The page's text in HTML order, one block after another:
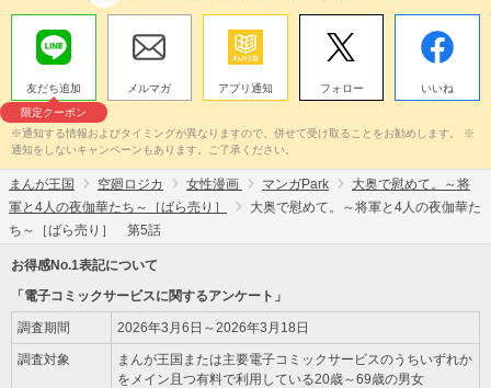
友だち追加
限定クーポン
メルマガ アプリ通知 フォロー いいね
※通知する情報およびタイミングが異なりますので、併せて受け取ることをお勧めします。 ※
通知をしないキャンペーンもあります。ご了承ください。
まんが王国 空廻ロジカ 女性漫画 マンガPark
大奥で慰めて。～将
軍と4人の夜伽華たち～［ばら売り］
大奥で慰めて。～将軍と4人の夜伽華た
ち～［ばら売り］ 第5話
お得感No.1表記について
「電子コミックサービスに関するアンケート」
調査期間 2026年3月6日～2026年3月18日
調査対象
まんが王国または主要電子コミックサービスのうちいずれか
をメイン且つ有料で利用している20歳～69歳の男女